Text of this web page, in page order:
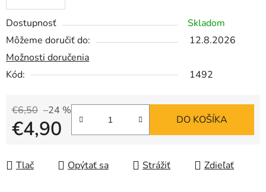
Dostupnosť
Skladom
Môžeme doručiť do:
12.8.2026
Možnosti doručenia
Kód:
1492
€6,50 –24 %
€4,90 DO KOŠÍKA
Tlač Opýtať sa Strážiť Zdieľať